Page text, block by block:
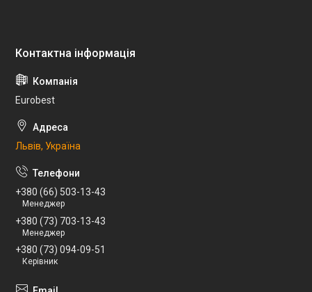
Eurobest
Львів, Україна
+380 (66) 503-13-43
Менеджер
+380 (73) 703-13-43
Менеджер
+380 (73) 094-09-51
Керівник